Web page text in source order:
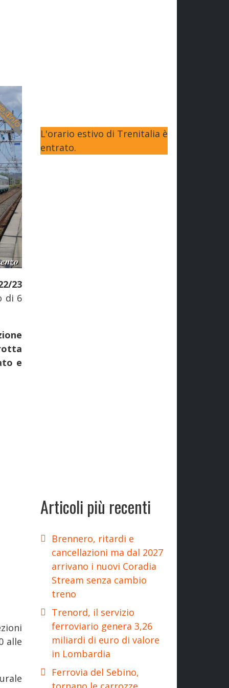
23
di 6
e
alle
L'orario estivo di Trenitalia è
entrato.
Articoli più recenti
Brennero, ritardi e
cancellazioni ma dal 2027
arrivano i nuovi Coradia
Stream senza cambio
treno
Trenord, il servizio
ferroviario genera 3,26
miliardi di euro di valore
in Lombardia
Ferrovia del Sebino,